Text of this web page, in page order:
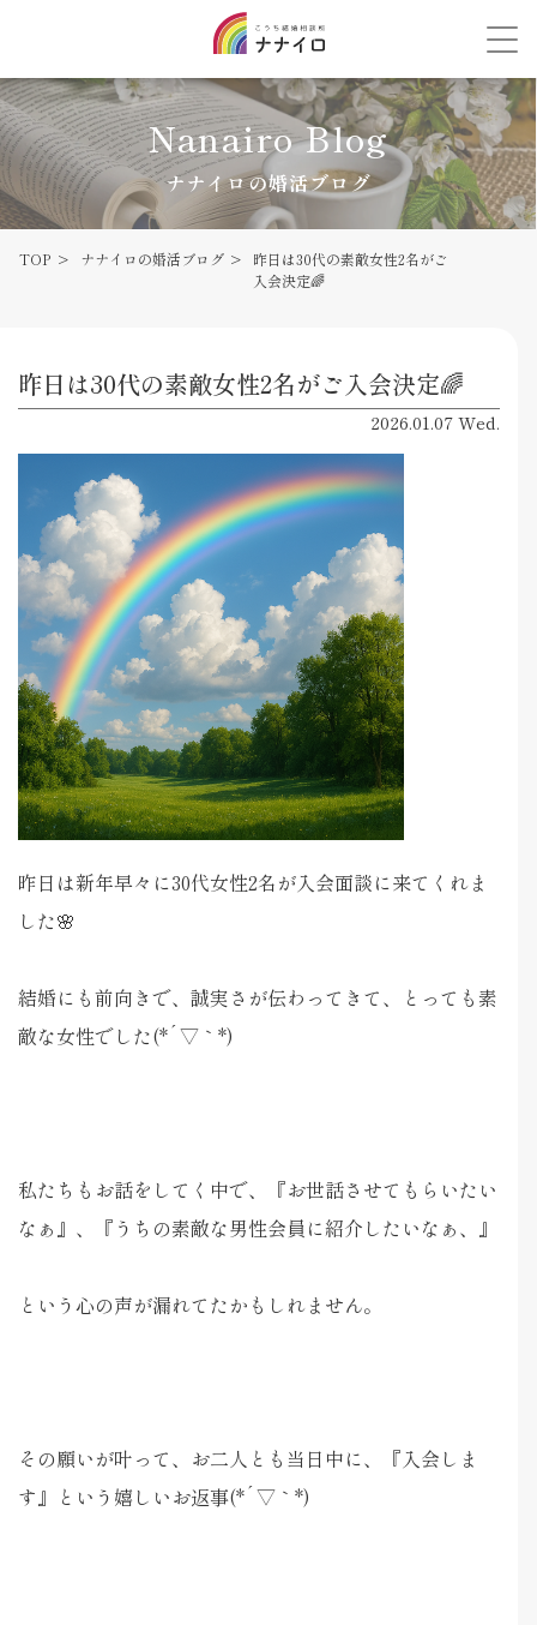
Nanairo Blog
ナナイロの婚活ブログ
TOP ナナイロの婚活ブログ
昨日は30代の素敵女性2名がご
入会決定🌈
昨日は30代の素敵女性2名がご入会決定🌈
2026.01.07 Wed.
昨日は新年早々に30代女性2名が入会面談に来てくれま
した🌸
結婚にも前向きで、誠実さが伝わってきて、とっても素
敵な女性でした(*´▽｀*)
私たちもお話をしてく中で、『お世話させてもらいたい
なぁ』、『うちの素敵な男性会員に紹介したいなぁ、』
という心の声が漏れてたかもしれません。
その願いが叶って、お二人とも当日中に、『入会しま
す』という嬉しいお返事(*´▽｀*)